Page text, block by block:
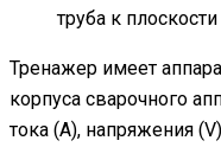
труба к
Тренажер имеет
корпуса сварочного
тока (A), напряжения